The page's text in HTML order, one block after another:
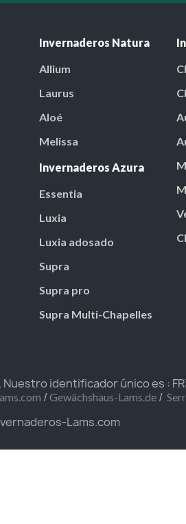
Invernaderos Natura
Allium
Laurus
Aloé
Melissa
Invernaderos Azura
Essentia
Luxia
Luxia adosado
Supra
Supra pro
Supra Multi-Chapelles
identificador único es :
/Gewächshaus-Lams.de /
Lams.com